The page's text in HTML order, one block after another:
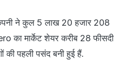
ने कुल 5 लाख 20 हजार 208
का मार्केट शेयर करीब 28 फीसदी
की पहली पसंद बनी हुई हैं.